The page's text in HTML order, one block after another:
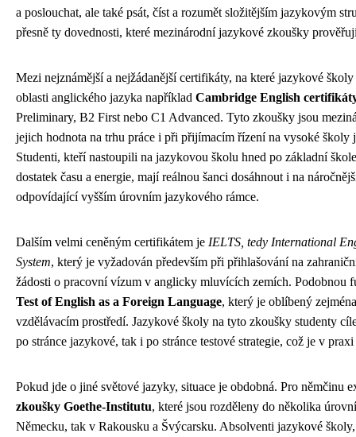
a poslouchat, ale také psát, číst a rozumět složitějším jazykovým
přesně ty dovednosti, které mezinárodní jazykové zkoušky
Mezi nejznámější a nejžádanější certifikáty, na které jazykové
oblasti anglického jazyka například Cambridge English
Preliminary, B2 First nebo C1 Advanced. Tyto zkoušky jsou
jejich hodnota na trhu práce i při přijímacím řízení na vysoké školy
Studenti, kteří nastoupili na jazykovou školu hned po základní
dostatek času a energie, mají reálnou šanci dosáhnout i na
odpovídající vyšším úrovním jazykového rámce.
Dalším velmi ceněným certifikátem je IELTS, tedy International
System, který je vyžadován především při přihlašování na
žádosti o pracovní vízum v anglicky mluvících zemích. Podobnou
Test of English as a Foreign Language, který je oblíbený
vzdělávacím prostředí. Jazykové školy na tyto zkoušky studenty
po stránce jazykové, tak i po stránce testové strategie, což je v
Pokud jde o jiné světové jazyky, situace je obdobná. Pro němčinu
zkoušky Goethe-Institutu, které jsou rozděleny do několika
Německu, tak v Rakousku a Švýcarsku. Absolventi jazykové